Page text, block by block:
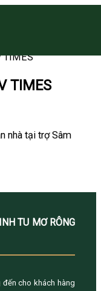
TIMES
TIMES
nhà tại trợ Sâm
TU MƠ RÔNG
cho khách hàng